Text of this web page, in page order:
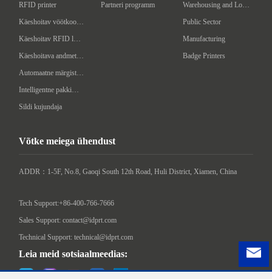
RFID printer
Käeshoitav vöötkoodi skanner
Käeshoitav RFID lugeja/kirjutaja
Käeshoitava andmeterminal
Automaatne märgistusmasin
Intelligentne pakkimismasin
Sildi kujundaja
Partneri programm
Warehousing and Logistics
Public Sector
Manufacturing
Badge Printers
Võtke meiega ühendust
ADDR：1-5F, No.8, Gaoqi South 12th Road, Huli District, Xiamen, China
Tech Support:+86-400-766-7666
Sales Support: contact@idprt.com
Technical Support: technical@idprt.com
Leia meid sotsiaalmeedias: